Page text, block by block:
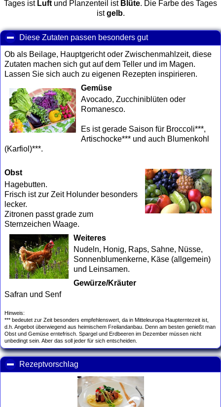
Tages ist Luft und Planzenteil ist Blüte. Die Farbe des Tages
istgelb.
Diese Zutaten passen besonders gutclick to collapse
Ob als Beilage, Hauptgericht oder Zwischenmahlzeit, diese
Zutaten machen sich gut auf dem Teller und im Magen.
Lassen Sie sich auch zu eigenen Rezepten inspirieren.
Gemüse
Avocado, Zucchiniblüten oder
Romanesco.
Es ist gerade Saison für Broccoli***,
Artischocke*** und auch Blumenkohl
(Karfiol)***.
Obst
Hagebutten.
Frisch ist zur Zeit Holunder besonders
lecker.
Zitronen passt grade zum
Sternzeichen Waage.
Weiteres
Nudeln, Honig, Raps, Sahne, Nüsse,
Sonnenblumenkerne, Käse (allgemein)
und Leinsamen.
Gewürze/Kräuter
Safran und Senf
Hinweis:
*** bedeutet zur Zeit besonders empfehlenswert, da in Mitteleuropa Haupterntezeit ist,
d.h. Angebot überwiegend aus heimischem Freilandanbau. Denn am besten genießt man
Obst und Gemüse erntefrisch. Spargel und Erdbeeren im Dezember müssen nicht
unbedingt sein. Aber das soll jeder für sich entscheiden.
Rezeptvorschlag